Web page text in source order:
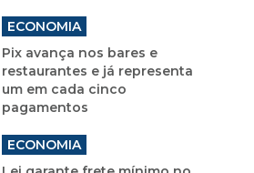
ECONOMIA
Pix avança nos bares e
restaurantes e já representa
um em cada cinco
pagamentos
ECONOMIA